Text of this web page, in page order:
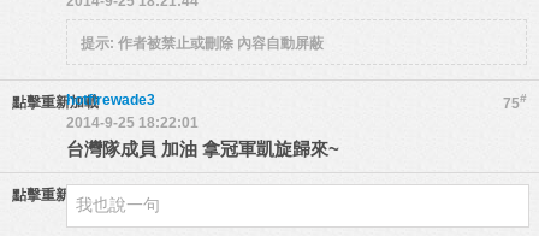
提示: 作者被禁止或刪除 內容自動屏蔽
點擊重新加載 75#
hotfirewade3
2014-9-25 18:22:01
台灣隊成員 加油 拿冠軍凱旋歸來~
點擊重新加載